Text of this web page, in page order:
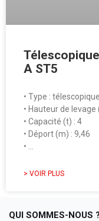
A ST5
• Type : télescopique
• Hauteur de levage
• Capacité (t) : 4
• Déport (m) : 9,46
• …
> VOIR PLUS
QUI SOMMES-NOUS ?